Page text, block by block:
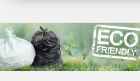
Используйте готовые
лидеров отрасли.
WhitePack
8 (495) 204-18-49